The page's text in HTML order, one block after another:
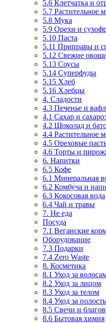
5.6 Клетчатка и
5.7 Растительное
5.8 Мука
5.9 Орехи и
5.10 Паста
5.11 Приправы и
5.12 Свежие
5.13 Соусы
5.14 Суперфуды
5.15 Хлеб
5.16 Хлебцы
4. Сладости
4.3 Печенье и
4.1 Сахар и
4.2 Шоколад и
4.4 Растительное
4.5 Ореховые
4.6 Торты и
6. Напитки
6.5 Кофе
6.1 Минеральная
6.2 Комбуча и
6.3 Кокосовая вода
6.4 Чай и травы
7. Не еда
Посуда
7.1 Веганские
Оборудование
7.3 Подарки
7.4 Zero Waste
8. Косметика
8.1 Уход за
8.2 Уход за лицом
8.3 Уход за телом
8.4 Уход за
8.5 Свечи и
8.6 Бытовая химия